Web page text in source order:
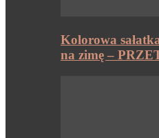
Kolorowa
na zimę –